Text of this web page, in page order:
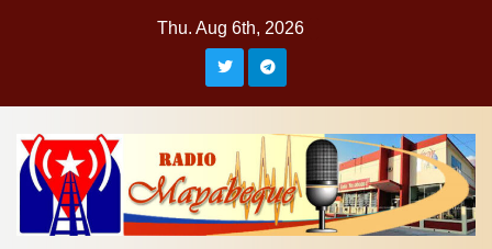
Thu. Aug 6th, 2026